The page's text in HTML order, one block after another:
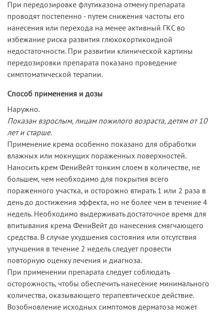
При передозировке флутиказона отмену препарата
проводят постепенно - путем снижения частоты его
нанесения или перехода на менее активный ГКС во
избежание риска развития глюкокортикоидной
недостаточности. При развитии клинической картины
передозировки препарата показано проведение
симптоматической терапии.
Способ применения и дозы
Наружно.
Показан взрослым, лицам пожилого возраста, детям от 10
лет и старше.
Применение крема особенно показано для обработки
влажных или мокнущих пораженных поверхностей.
Наносить крем ФениВейт тонким слоем в количестве, не
большем, чем необходимо для покрытия всего
пораженного участка, и осторожно втирать 1 или 2 раза в
день до достижения эффекта, но не более чем в течение 4
недель. Необходимо выдерживать достаточное время для
впитывания крема ФениВейт до нанесения смягчающего
средства. В случае ухудшения состояния или отсутствия
улучшения в течение 2 недель следует провести
повторную оценку лечения и диагноза.
При применении препарата следует соблюдать
осторожность, чтобы обеспечить нанесение минимального
количества, оказывающего терапевтическое действие.
Возобновление исходных симптомов дерматоза может